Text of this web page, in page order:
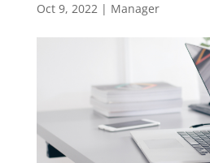
Oct 9, 2022| Manager